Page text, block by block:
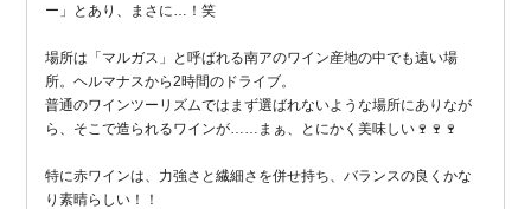
ー」とあり、まさに…！笑
場所は「マルガス」と呼ばれる南アのワイン産地の中でも遠い場
所。ヘルマナスから2時間のドライブ。
普通のワインツーリズムではまず選ばれないような場所にありなが
ら、そこで造られるワインが……まぁ、とにかく美味しい🍷🍷🍷
特に赤ワインは、力強さと繊細さを併せ持ち、バランスの良くかな
り素晴らしい！！